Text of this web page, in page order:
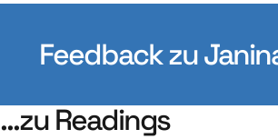
Feedback zu
...zu Readings